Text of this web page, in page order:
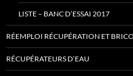
LISTE – BANC D’ESSAI 2017
RÉEMPLOI RÉCUPÉRATION ET
RÉCUPÉRATEURS D’EAU